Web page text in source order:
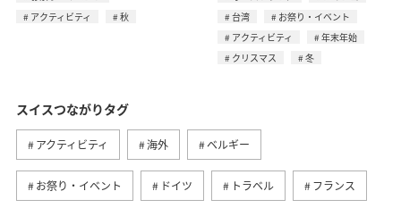
アクティビティ
秋
台湾
お祭り・イベント
アクティビティ
年末年始
クリスマス
冬
スイスつながりタグ
アクティビティ 海外 ベルギー
お祭り・イベント ドイツ トラベル フランス